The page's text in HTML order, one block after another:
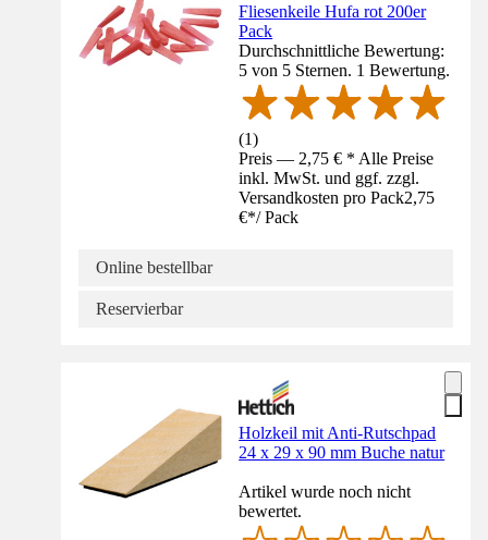
Fliesenkeile Hufa rot 200er
Pack
Durchschnittliche Bewertung:
5 von 5 Sternen. 1 Bewertung.
(1)
Preis — 2,75 € * Alle Preise
inkl. MwSt. und ggf. zzgl.
Versandkosten pro Pack2,75
€*/ Pack
Online bestellbar
Reservierbar
Holzkeil mit Anti-Rutschpad
24 x 29 x 90 mm Buche natur
Artikel wurde noch nicht
bewertet.